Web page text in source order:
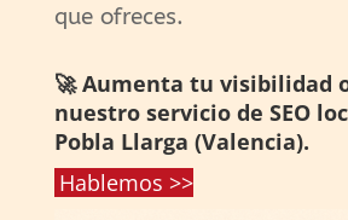
que ofreces.
🚀 Aumenta tu visibilidad
nuestro servicio de SEO
Pobla Llarga (Valencia).
Hablemos >>